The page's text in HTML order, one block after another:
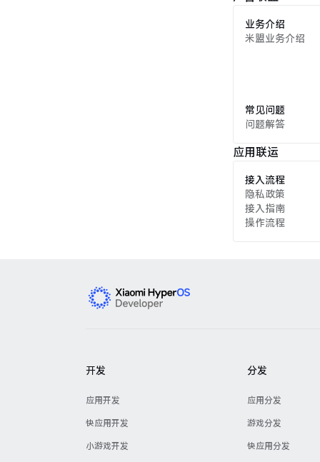
业务介绍
米盟业务介绍
常见问题
问题解答
应用联运
接入流程
隐私政策
接入指南
操作流程
开发
应用开发
快应用开发
小游戏开发
分发
应用分发
游戏分发
快应用分发